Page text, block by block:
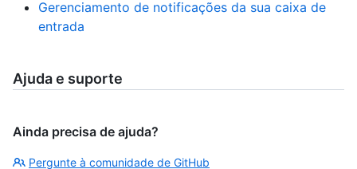
Gerenciamento de notificações da sua caixa de
entrada
Ajuda e suporte
Ainda precisa de ajuda?
Pergunte à comunidade de GitHub